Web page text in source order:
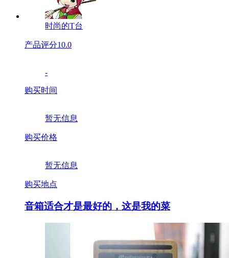
时尚的T台
产品评分10.0
-
购买时间
暂无信息
购买价格
暂无信息
购买地点
音箱适合才是最好的，这是我的菜